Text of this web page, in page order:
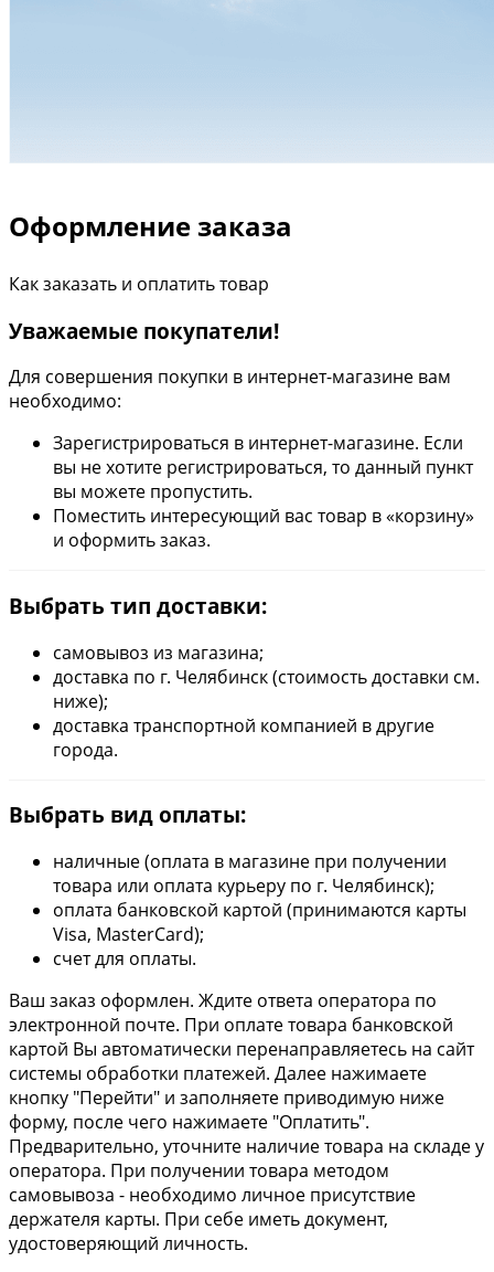
Оформление заказа
Как заказать и оплатить товар
Уважаемые покупатели!
Для совершения покупки в интернет-магазине вам
необходимо:
Зарегистрироваться в интернет-магазине. Если
вы не хотите регистрироваться, то данный пункт
вы можете пропустить.
Поместить интересующий вас товар в «корзину»
и оформить заказ.
Выбрать тип доставки:
самовывоз из магазина;
доставка по г. Челябинск (стоимость доставки см.
ниже);
доставка транспортной компанией в другие
города.
Выбрать вид оплаты:
наличные (оплата в магазине при получении
товара или оплата курьеру по г. Челябинск);
оплата банковской картой (принимаются карты
Visa, MasterCard);
счет для оплаты.
Ваш заказ оформлен. Ждите ответа оператора по
электронной почте. При оплате товара банковской
картой Вы автоматически перенаправляетесь на сайт
системы обработки платежей. Далее нажимаете
кнопку "Перейти" и заполняете приводимую ниже
форму, после чего нажимаете "Оплатить".
Предварительно, уточните наличие товара на складе у
оператора. При получении товара методом
самовывоза - необходимо личное присутствие
держателя карты. При себе иметь документ,
удостоверяющий личность.